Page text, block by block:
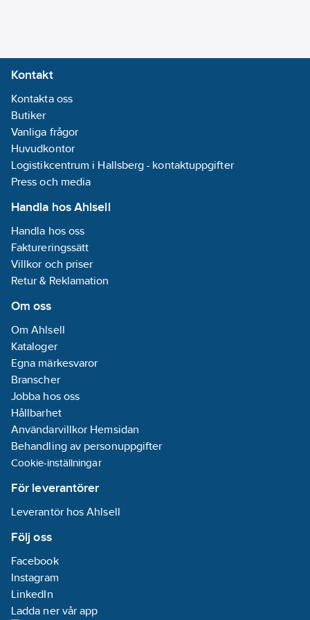
Kontakt
Kontakta oss
Butiker
Vanliga frågor
Huvudkontor
Logistikcentrum i Hallsberg - kontaktuppgifter
Press och media
Handla hos Ahlsell
Handla hos oss
Faktureringssätt
Villkor och priser
Retur & Reklamation
Om oss
Om Ahlsell
Kataloger
Egna märkesvaror
Branscher
Jobba hos oss
Hållbarhet
Användarvillkor Hemsidan
Behandling av personuppgifter
Cookie-inställningar
För leverantörer
Leverantör hos Ahlsell
Följ oss
Facebook
Instagram
LinkedIn
Ladda ner vår app